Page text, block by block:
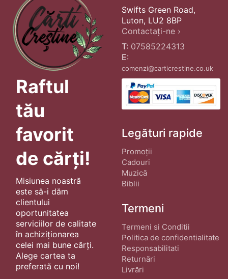
Raftul
tău
favorit
de cărți!
Misiunea noastră
este să-i dăm
clientului
oportunitatea
serviciilor de calitate
în achiziționarea
celei mai bune cărți.
Alege cartea ta
preferată cu noi!
Swifts Green Road,
Luton, LU2 8BP
Contactați-ne ›
T: 07585224313
E:
comenzi@carticrestine.co.uk
Legături rapide
Promoții
Cadouri
Muzică
Biblii
Termeni
Termeni si Conditii
Politica de confidentialitate
Responsabilitati
Returnări
Livrări